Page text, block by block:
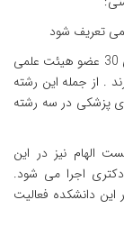
تعریف شود
در ادامه دکتر فرامرز مهرنژاد اظهارکرد: دانشکده ما داری 30 عضو هیئت علمی
. از جمله این رشته
پزشکی در سه رشته
الهام نیز در این
اجرا می شود.
این دانشکده فعالیت